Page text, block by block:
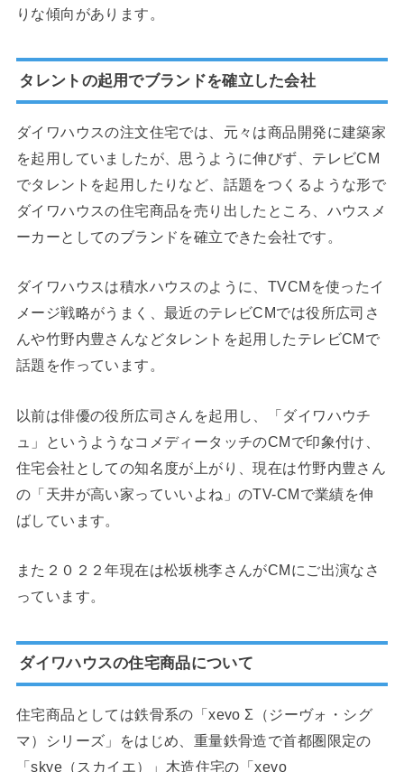
りな傾向があります。
タレントの起用でブランドを確立した会社
ダイワハウスの注文住宅では、元々は商品開発に建築家
を起用していましたが、思うように伸びず、テレビCM
でタレントを起用したりなど、話題をつくるような形で
ダイワハウスの住宅商品を売り出したところ、ハウスメ
ーカーとしてのブランドを確立できた会社です。
ダイワハウスは積水ハウスのように、TVCMを使ったイ
メージ戦略がうまく、最近のテレビCMでは役所広司さ
んや竹野内豊さんなどタレントを起用したテレビCMで
話題を作っています。
以前は俳優の役所広司さんを起用し、「ダイワハウチ
ュ」というようなコメディータッチのCMで印象付け、
住宅会社としての知名度が上がり、現在は竹野内豊さん
の「天井が高い家っていいよね」のTV-CMで業績を伸
ばしています。
また２０２２年現在は松坂桃李さんがCMにご出演なさ
っています。
ダイワハウスの住宅商品について
住宅商品としては鉄骨系の「xevo Σ（ジーヴォ・シグ
マ）シリーズ」をはじめ、重量鉄骨造で首都圏限定の
「skye（スカイエ）」木造住宅の「xevo